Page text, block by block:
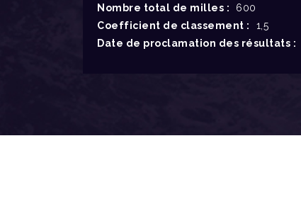
Nombre total de milles : 600
Coefficient de classement : 1,5
Date de proclamation des résultats :